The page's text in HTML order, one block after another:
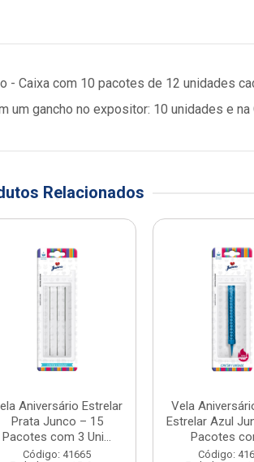
Caixa com 10 pacotes de 12 unidades
gancho no expositor: 10 unidades e na
Relacionados
Aniversário Estrelar
Prata Junco – 15
Pacotes com 3 Uni...
Código: 41665
Vela
Estrelar Azul
Pacotes
Código: